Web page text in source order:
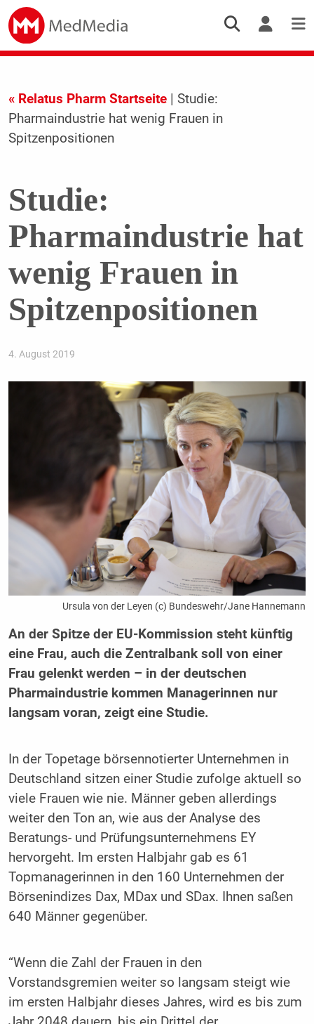
« Relatus Pharm Startseite| Studie:
Pharmaindustrie hat wenig Frauen in
Spitzenpositionen
Studie:
Pharmaindustrie hat
wenig Frauen in
Spitzenpositionen
4. August 2019
Ursula von der Leyen (c) Bundeswehr/Jane Hannemann
An der Spitze der EU-Kommission steht künftig
eine Frau, auch die Zentralbank soll von einer
Frau gelenkt werden – in der deutschen
Pharmaindustrie kommen Managerinnen nur
langsam voran, zeigt eine Studie.
In der Topetage börsennotierter Unternehmen in
Deutschland sitzen einer Studie zufolge aktuell so
viele Frauen wie nie. Männer geben allerdings
weiter den Ton an, wie aus der Analyse des
Beratungs- und Prüfungsunternehmens EY
hervorgeht. Im ersten Halbjahr gab es 61
Topmanagerinnen in den 160 Unternehmen der
Börsenindizes Dax, MDax und SDax. Ihnen saßen
640 Männer gegenüber.
“Wenn die Zahl der Frauen in den
Vorstandsgremien weiter so langsam steigt wie
im ersten Halbjahr dieses Jahres, wird es bis zum